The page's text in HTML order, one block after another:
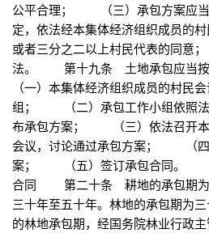
公平合理； （三）承包方案应当
定，依法经本集体经济组织成员的
或者三分之二以上村民代表的同
法。 第十九条 土地承包应当
（一）本集体经济组织成员的村民
组； （二）承包工作小组依照法
布承包方案； （三）依法召开本
会议，讨论通过承包方案； （四
案； （五）签订承包合同。
合同 第二十条 耕地的承包期为
三十年至五十年。林地的承包期为
的林地承包期，经国务院林业行政主